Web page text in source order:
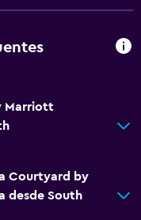
Marriott
Courtyard by
desde South